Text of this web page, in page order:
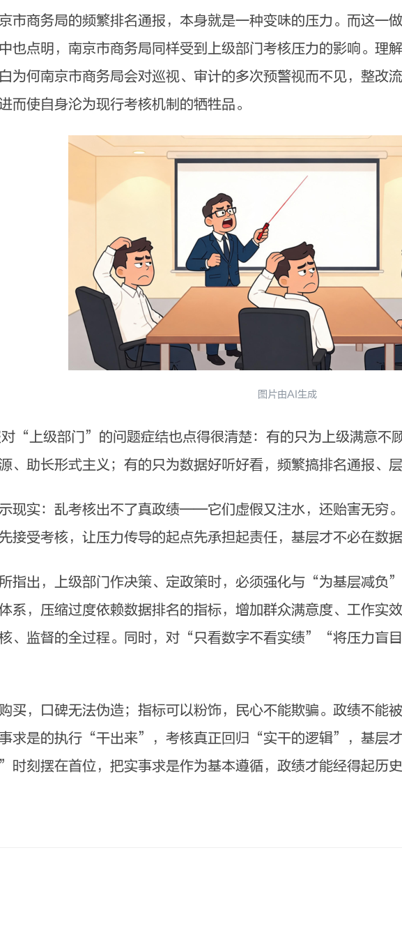
商务局的频繁排名通报，本身就是一种变味的压力。而这一
也点明，南京市商务局同样受到上级部门考核压力的影响。理
为何南京市商务局会对巡视、审计的多次预警视而不见，整改
而使自身沦为现行考核机制的牺牲品。
图片由AI生成
级部门”的问题症结也点得很清楚：有的只为上级满意不顾
、助长形式主义；有的只为数据好听好看，频繁搞排名通报、
实：乱考核出不了真政绩——它们虚假又注水，还贻害无穷。
接受考核，让压力传导的起点先承担起责任，基层才不必在
出，上级部门作决策、定政策时，必须强化与“为基层减负”
系，压缩过度依赖数据排名的指标，增加群众满意度、工作
、监督的全过程。同时，对“只看数字不看实绩”“将压力盲
，口碑无法伪造；指标可以粉饰，民心不能欺骗。政绩不能
求是的执行“干出来”，考核真正回归“实干的逻辑”，基层
刻摆在首位，把实事求是作为基本遵循，政绩才能经得起历史